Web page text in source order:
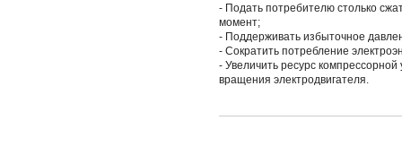
- Подать потребителю столько
момент;
- Поддерживать избыточное
- Сократить потребление
- Увеличить ресурс
вращения электродвигателя.